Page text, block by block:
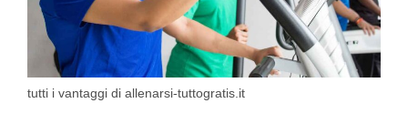
tutti i vantaggi di allenarsi-tuttogratis.it